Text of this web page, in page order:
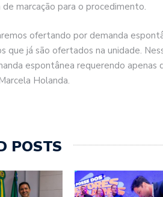
marcação para o procedimento.
ofertando por demanda
que já são ofertados na unidade.
espontânea requerendo
Holanda.
POSTS